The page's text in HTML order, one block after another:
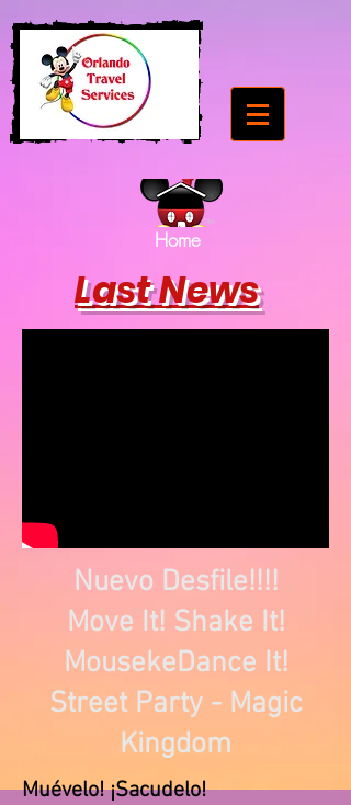
Home
Last News
Nuevo Desfile!!!!
Move It! Shake It!
MousekeDance It!
Street Party - Magic
Kingdom
Muévelo! ¡Sacudelo!